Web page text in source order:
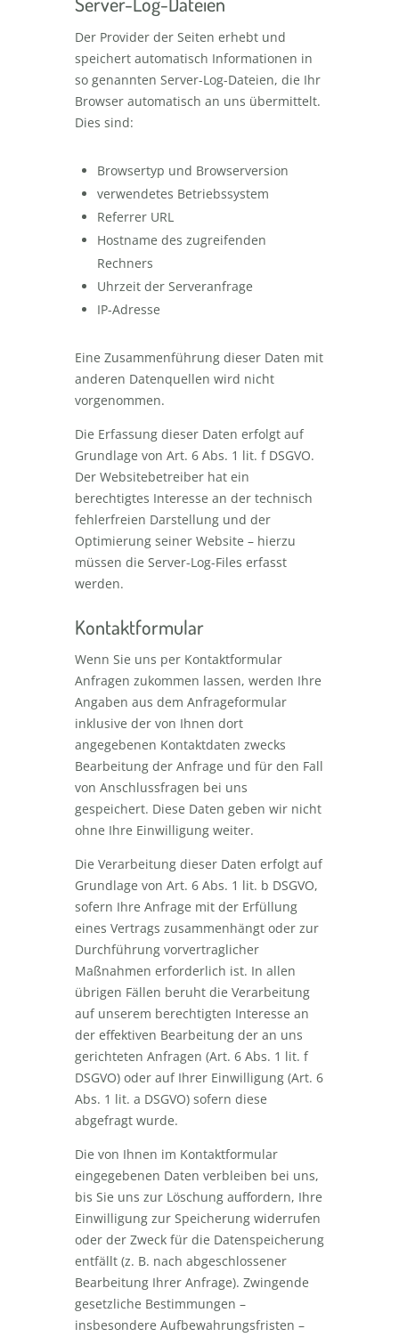
Der Provider der Seiten erhebt und
speichert automatisch Informationen in
so genannten Server-Log-Dateien, die Ihr
Browser automatisch an uns übermittelt.
Dies sind:
Browsertyp und Browserversion
verwendetes Betriebssystem
Referrer URL
Hostname des zugreifenden
Rechners
Uhrzeit der Serveranfrage
IP-Adresse
Eine Zusammenführung dieser Daten mit
anderen Datenquellen wird nicht
vorgenommen.
Die Erfassung dieser Daten erfolgt auf
Grundlage von Art. 6 Abs. 1 lit. f DSGVO.
Der Websitebetreiber hat ein
berechtigtes Interesse an der technisch
fehlerfreien Darstellung und der
Optimierung seiner Website – hierzu
müssen die Server-Log-Files erfasst
werden.
Kontaktformular
Wenn Sie uns per Kontaktformular
Anfragen zukommen lassen, werden Ihre
Angaben aus dem Anfrageformular
inklusive der von Ihnen dort
angegebenen Kontaktdaten zwecks
Bearbeitung der Anfrage und für den Fall
von Anschlussfragen bei uns
gespeichert. Diese Daten geben wir nicht
ohne Ihre Einwilligung weiter.
Die Verarbeitung dieser Daten erfolgt auf
Grundlage von Art. 6 Abs. 1 lit. b DSGVO,
sofern Ihre Anfrage mit der Erfüllung
eines Vertrags zusammenhängt oder zur
Durchführung vorvertraglicher
Maßnahmen erforderlich ist. In allen
übrigen Fällen beruht die Verarbeitung
auf unserem berechtigten Interesse an
der effektiven Bearbeitung der an uns
gerichteten Anfragen (Art. 6 Abs. 1 lit. f
DSGVO) oder auf Ihrer Einwilligung (Art. 6
Abs. 1 lit. a DSGVO) sofern diese
abgefragt wurde.
Die von Ihnen im Kontaktformular
eingegebenen Daten verbleiben bei uns,
bis Sie uns zur Löschung auffordern, Ihre
Einwilligung zur Speicherung widerrufen
oder der Zweck für die Datenspeicherung
entfällt (z. B. nach abgeschlossener
Bearbeitung Ihrer Anfrage). Zwingende
gesetzliche Bestimmungen –
insbesondere Aufbewahrungsfristen –